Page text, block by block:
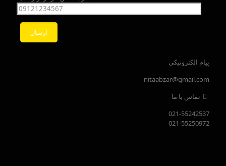
پیام الکترونیکی
nitaabzar@gmail.com
تماس با ما
021-55242537
021-55250972